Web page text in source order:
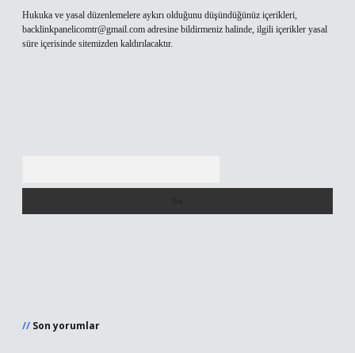
Hukuka ve yasal düzenlemelere aykırı olduğunu düşündüğünüz içerikleri,
backlinkpanelicomtr@gmail.com adresine bildirmeniz halinde, ilgili içerikler yasal
süre içerisinde sitemizden kaldırılacaktır.
Son yorumlar